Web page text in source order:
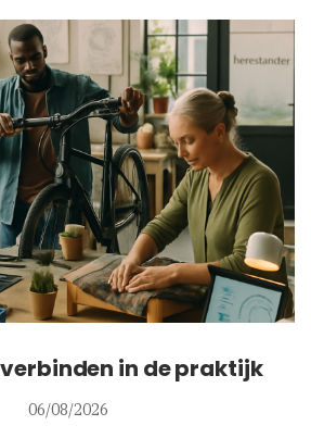
in de praktijk
06/08/2026